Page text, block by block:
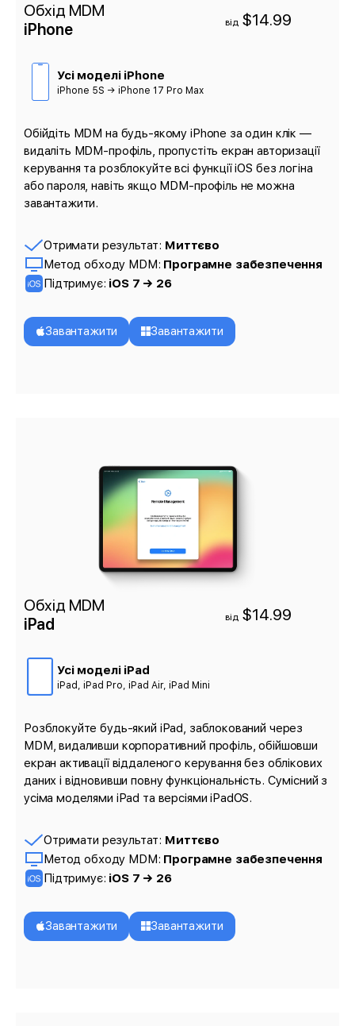
Обхід MDM
iPhone
від $14.99
Усі моделі iPhone
iPhone 5S → iPhone 17 Pro Max
Обійдіть MDM на будь-якому iPhone за один клік —
видаліть MDM-профіль, пропустіть екран авторизації
керування та розблокуйте всі функції iOS без логіна
або пароля, навіть якщо MDM-профіль не можна
завантажити.
Отримати результат: Миттєво
Метод обходу MDM: Програмне забезпечення
Підтримує: iOS 7 → 26
Завантажити Завантажити
Обхід MDM
iPad
від $14.99
Усі моделі iPad
iPad, iPad Pro, iPad Air, iPad Mini
Розблокуйте будь-який iPad, заблокований через
MDM, видаливши корпоративний профіль, обійшовши
екран активації віддаленого керування без облікових
даних і відновивши повну функціональність. Сумісний з
усіма моделями iPad та версіями iPadOS.
Отримати результат: Миттєво
Метод обходу MDM: Програмне забезпечення
Підтримує: iOS 7 → 26
Завантажити Завантажити